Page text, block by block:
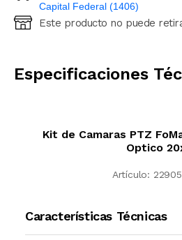
Capital Federal (1406)
Ingresá código postal (sólo
Este producto no puede
Especificaciones
Kit de Camaras PTZ
Optico
Artículo:
Características Técnicas